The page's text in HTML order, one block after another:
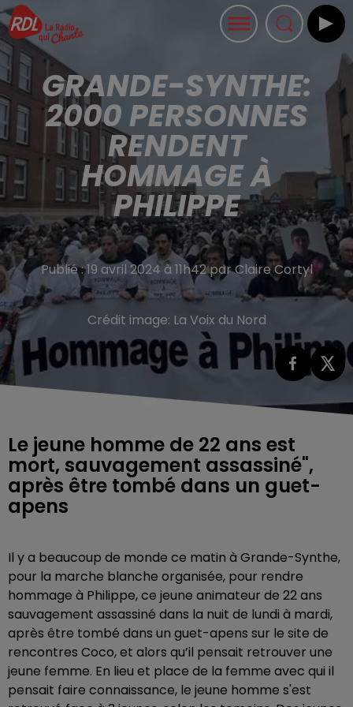
GRANDE-SYNTHE:
2000 PERSONNES
RENDENT
HOMMAGE À
PHILIPPE
Publié : 19 avril 2024 à 11h42 par Claire Cortyl
Crédit image: La Voix du Nord
Le jeune homme de 22 ans est
mort, sauvagement assassiné",
après être tombé dans un guet-
apens
Il y a beaucoup de monde ce matin à Grande-Synthe,
pour la marche blanche organisée, pour rendre
hommage à Philippe, ce jeune animateur de 22 ans
sauvagement assassiné dans la nuit de lundi à mardi,
après être tombé dans un guet-apens sur le site de
rencontres Coco, et alors qu’il pensait retrouver une
jeune femme. En lieu et place de la femme avec qui il
pensait faire connaissance, le jeune homme s'est